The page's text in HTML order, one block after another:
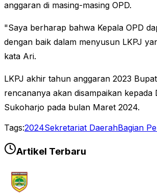
anggaran di masing-masing OPD.
"Saya berharap bahwa Kepala OPD
dengan baik dalam menyusun LKPJ
kata Ari.
LKPJ akhir tahun anggaran 2023
rencananya akan disampaikan kepada
Sukoharjo pada bulan Maret 2024.
Tags:2024Sekretariat DaerahBagian
Artikel Terbaru